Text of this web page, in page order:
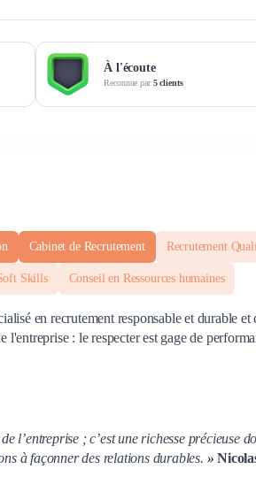
À l'écoute
Reconnue par5 clients
Cabinet de Recrutement Recrutement
Skills Conseil en Ressources humaines
en recrutement responsable et durable
: le respecter est gage de
l’entreprise ; c’est une richesse précieuse
à façonner des relations durables. »